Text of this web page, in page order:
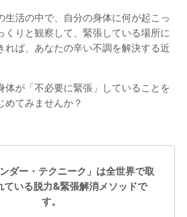
生活の中で、自分の身体に何が起こっ
くりと観察して、緊張している場所に
れば、あなたの辛い不調を解決する近
体が「不必要に緊張」していることを
めてみませんか？
ダー・テクニーク」は全世界で取
ている脱力&緊張解消メソッドで
す。